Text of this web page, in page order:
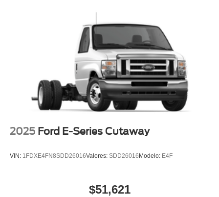
2025 Ford E-Series Cutaway
VIN: 1FDXE4FN8SDD26016Valores: SDD26016Modelo: E4F
$51,621